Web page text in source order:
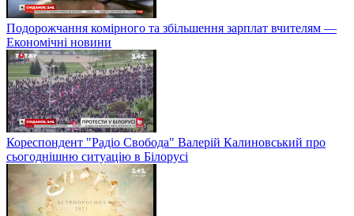
Подорожчання комірного та збільшення зарплат вчителям —
Економічні новини
Кореспондент "Радіо Свобода" Валерій Калиновський про
сьогоднішню ситуацію в Білорусі